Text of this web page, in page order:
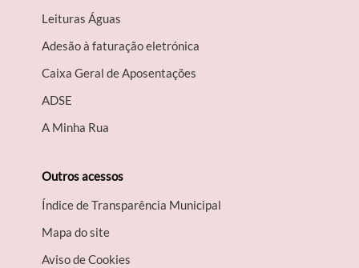
Leituras Águas
Adesão à faturação eletrónica
Caixa Geral de Aposentações
A​DSE
A Minha Rua
Outros acessos
Índice de Transparência Municipal
Mapa do site
Aviso de Cookies